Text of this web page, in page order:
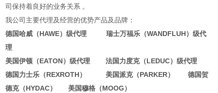
司保持着良好的业务关系 。
我公司主要代理及经营的优势产品及品牌：
德国哈威（HAWE）级代理 瑞士万福乐（WANDFLUH）级代
理
美国伊顿（EATON）级代理 法国力度克（LEDUC）级代理
德国力士乐（REXROTH） 美国派克（PARKER） 德国贺
德克（HYDAC） 美国穆格（MOOG）